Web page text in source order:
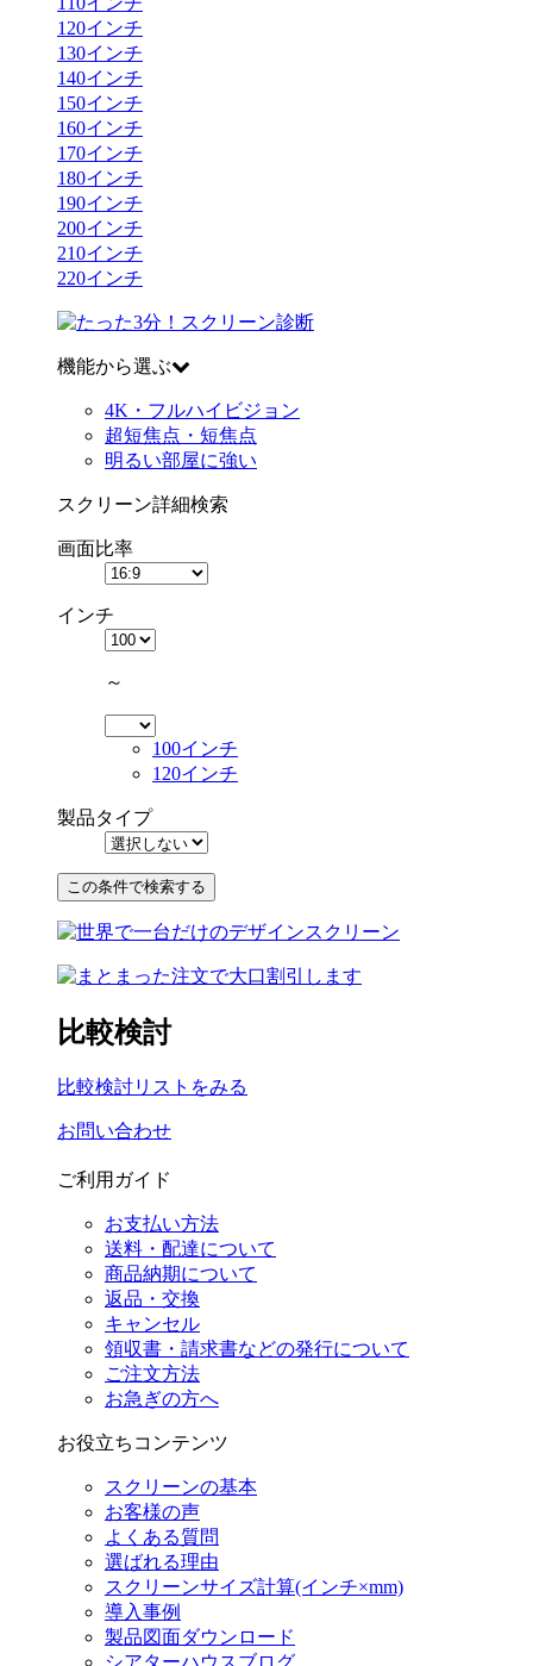
120インチ
130インチ
140インチ
150インチ
160インチ
170インチ
180インチ
190インチ
200インチ
210インチ
220インチ
機能から選ぶ
4K・フルハイビジョン
超短焦点・短焦点
明るい部屋に強い
スクリーン詳細検索
画面比率
インチ
～
100インチ
120インチ
製品タイプ
比較検討
比較検討リストをみる
お問い合わせ
ご利用ガイド
お支払い方法
送料・配達について
商品納期について
返品・交換
キャンセル
領収書・請求書などの発行について
ご注文方法
お急ぎの方へ
お役立ちコンテンツ
スクリーンの基本
お客様の声
よくある質問
選ばれる理由
スクリーンサイズ計算(インチ×mm)
導入事例
製品図面ダウンロード
シアターハウスブログ